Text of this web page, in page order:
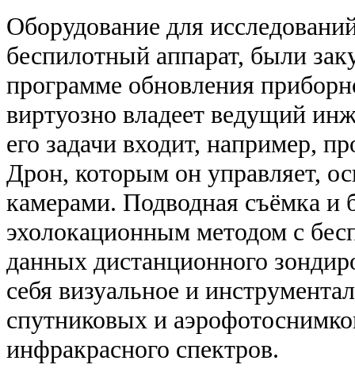
Оборудование для
беспилотный аппарат, были
программе обновления
виртуозно владеет ведущий
его задачи входит, например,
Дрон, которым он управляет,
камерами. Подводная съёмка и
эхолокационным методом с
данных дистанционного
себя визуальное и
спутниковых и
инфракрасного спектров.